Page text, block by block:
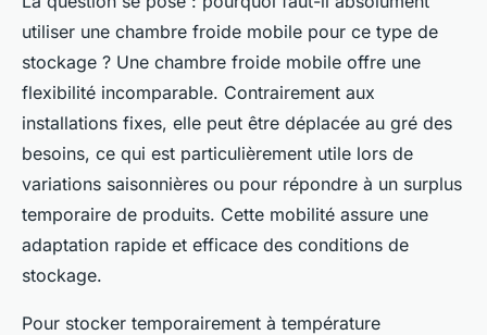
utiliser une chambre froide mobile pour ce type de
stockage ? Une chambre froide mobile offre une
flexibilité incomparable. Contrairement aux
installations fixes, elle peut être déplacée au gré des
besoins, ce qui est particulièrement utile lors de
variations saisonnières ou pour répondre à un surplus
temporaire de produits. Cette mobilité assure une
adaptation rapide et efficace des conditions de
stockage.
Pour stocker temporairement à température